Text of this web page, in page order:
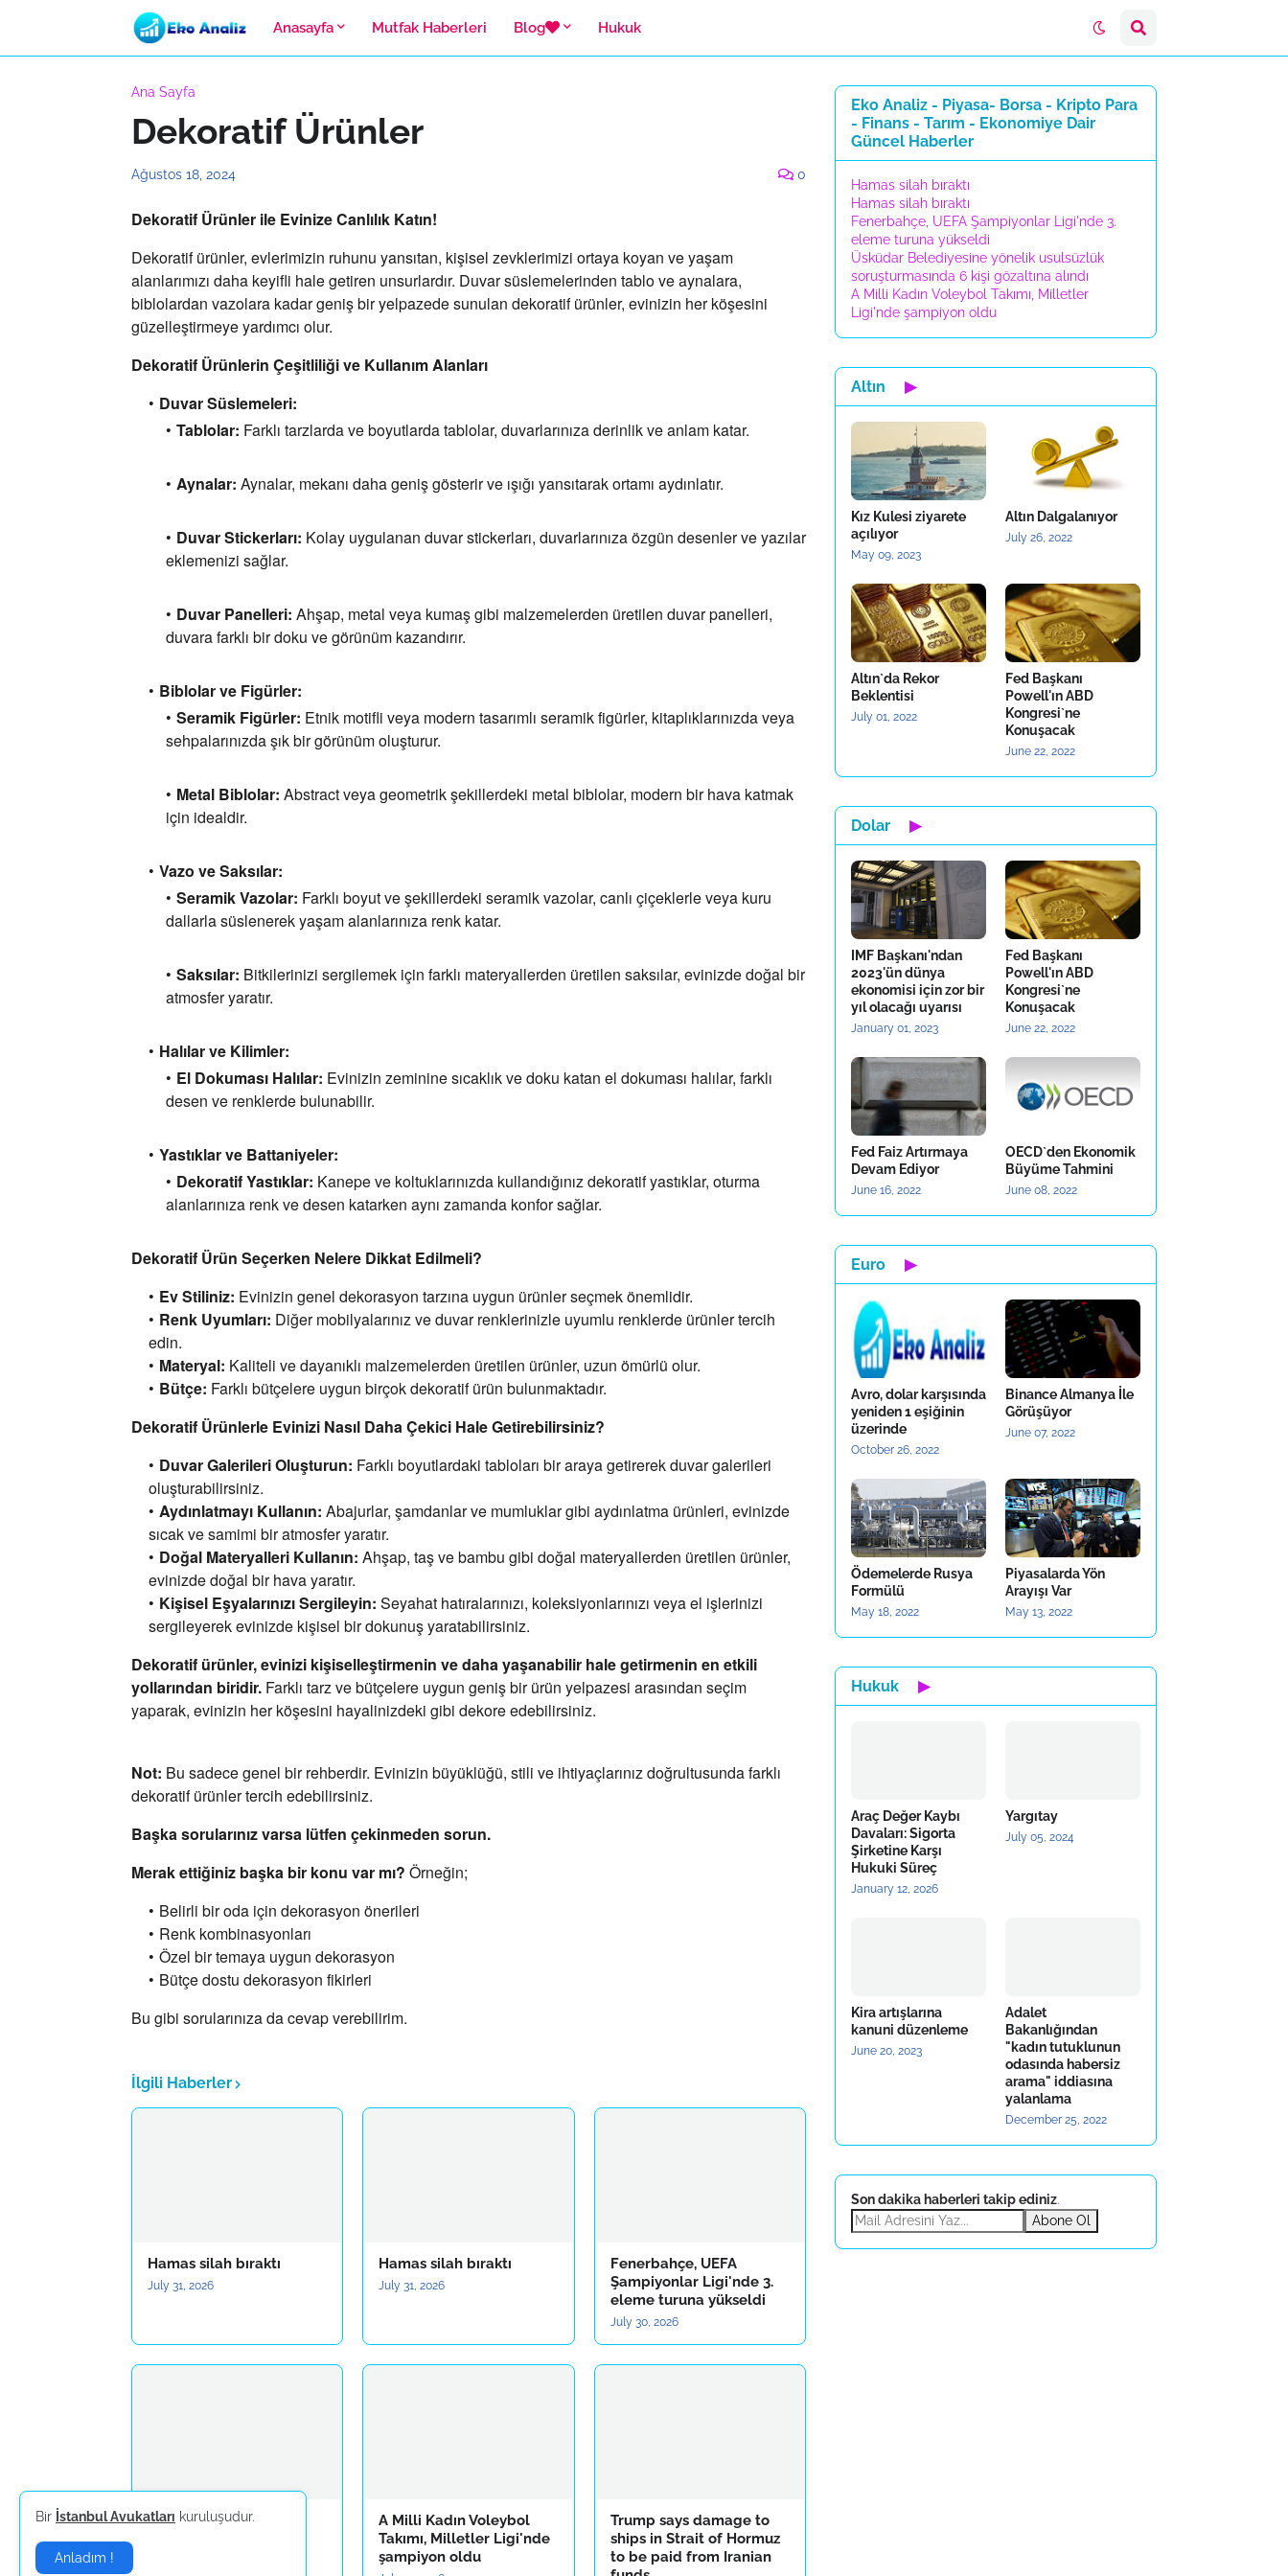
Anasayfa Mutfak Haberleri Blog Hukuk
Ana Sayfa
Dekoratif Ürünler
Ağustos 18, 2024 0
Dekoratif Ürünler ile Evinize Canlılık Katın!
Dekoratif ürünler, evlerimizin ruhunu yansıtan, kişisel zevklerimizi ortaya koyan ve yaşam
alanlarımızı daha keyifli hale getiren unsurlardır. Duvar süslemelerinden tablo ve aynalara,
biblolardan vazolara kadar geniş bir yelpazede sunulan dekoratif ürünler, evinizin her köşesini
güzelleştirmeye yardımcı olur.
Dekoratif Ürünlerin Çeşitliliği ve Kullanım Alanları
Duvar Süslemeleri:
Tablolar: Farklı tarzlarda ve boyutlarda tablolar, duvarlarınıza derinlik ve anlam katar.
Aynalar: Aynalar, mekanı daha geniş gösterir ve ışığı yansıtarak ortamı aydınlatır.
Duvar Stickerları: Kolay uygulanan duvar stickerları, duvarlarınıza özgün desenler ve yazılar
eklemenizi sağlar.
Duvar Panelleri: Ahşap, metal veya kumaş gibi malzemelerden üretilen duvar panelleri,
duvara farklı bir doku ve görünüm kazandırır.
Biblolar ve Figürler:
Seramik Figürler: Etnik motifli veya modern tasarımlı seramik figürler, kitaplıklarınızda veya
sehpalarınızda şık bir görünüm oluşturur.
Metal Biblolar: Abstract veya geometrik şekillerdeki metal biblolar, modern bir hava katmak
için idealdir.
Vazo ve Saksılar:
Seramik Vazolar: Farklı boyut ve şekillerdeki seramik vazolar, canlı çiçeklerle veya kuru
dallarla süslenerek yaşam alanlarınıza renk katar.
Saksılar: Bitkilerinizi sergilemek için farklı materyallerden üretilen saksılar, evinizde doğal bir
atmosfer yaratır.
Halılar ve Kilimler:
El Dokuması Halılar: Evinizin zeminine sıcaklık ve doku katan el dokuması halılar, farklı
desen ve renklerde bulunabilir.
Yastıklar ve Battaniyeler:
Dekoratif Yastıklar: Kanepe ve koltuklarınızda kullandığınız dekoratif yastıklar, oturma
alanlarınıza renk ve desen katarken aynı zamanda konfor sağlar.
Dekoratif Ürün Seçerken Nelere Dikkat Edilmeli?
Ev Stiliniz: Evinizin genel dekorasyon tarzına uygun ürünler seçmek önemlidir.
Renk Uyumları: Diğer mobilyalarınız ve duvar renklerinizle uyumlu renklerde ürünler tercih
edin.
Materyal: Kaliteli ve dayanıklı malzemelerden üretilen ürünler, uzun ömürlü olur.
Bütçe: Farklı bütçelere uygun birçok dekoratif ürün bulunmaktadır.
Dekoratif Ürünlerle Evinizi Nasıl Daha Çekici Hale Getirebilirsiniz?
Duvar Galerileri Oluşturun: Farklı boyutlardaki tabloları bir araya getirerek duvar galerileri
oluşturabilirsiniz.
Aydınlatmayı Kullanın: Abajurlar, şamdanlar ve mumluklar gibi aydınlatma ürünleri, evinizde
sıcak ve samimi bir atmosfer yaratır.
Doğal Materyalleri Kullanın: Ahşap, taş ve bambu gibi doğal materyallerden üretilen ürünler,
evinizde doğal bir hava yaratır.
Kişisel Eşyalarınızı Sergileyin: Seyahat hatıralarınızı, koleksiyonlarınızı veya el işlerinizi
sergileyerek evinizde kişisel bir dokunuş yaratabilirsiniz.
Dekoratif ürünler, evinizi kişiselleştirmenin ve daha yaşanabilir hale getirmenin en etkili
yollarından biridir. Farklı tarz ve bütçelere uygun geniş bir ürün yelpazesi arasından seçim
yaparak, evinizin her köşesini hayalinizdeki gibi dekore edebilirsiniz.
Not: Bu sadece genel bir rehberdir. Evinizin büyüklüğü, stili ve ihtiyaçlarınız doğrultusunda farklı
dekoratif ürünler tercih edebilirsiniz.
Başka sorularınız varsa lütfen çekinmeden sorun.
Merak ettiğiniz başka bir konu var mı? Örneğin;
Belirli bir oda için dekorasyon önerileri
Renk kombinasyonları
Özel bir temaya uygun dekorasyon
Bütçe dostu dekorasyon fikirleri
Bu gibi sorularınıza da cevap verebilirim.
İlgili Haberler
Hamas silah bıraktı
July 31, 2026
Hamas silah bıraktı
July 31, 2026
Fenerbahçe, UEFA
Şampiyonlar Ligi'nde 3.
eleme turuna yükseldi
July 30, 2026
Üsküdar Belediyesine
A Milli Kadın Voleybol
Takımı, Milletler Ligi'nde
şampiyon oldu
Trump says damage to
ships in Strait of Hormuz
to be paid from Iranian
Eko Analiz - Piyasa- Borsa - Kripto Para
- Finans - Tarım - Ekonomiye Dair
Güncel Haberler
Hamas silah bıraktı
Hamas silah bıraktı
Fenerbahçe, UEFA Şampiyonlar Ligi'nde 3.
eleme turuna yükseldi
Üsküdar Belediyesine yönelik usulsüzlük
soruşturmasında 6 kişi gözaltına alındı
A Milli Kadın Voleybol Takımı, Milletler
Ligi'nde şampiyon oldu
Altın ▶
Kız Kulesi ziyarete
açılıyor
May 09, 2023
Altın Dalgalanıyor
July 26, 2022
Altın`da Rekor
Beklentisi
July 01, 2022
Fed Başkanı
Powell'ın ABD
Kongresi`ne
Konuşacak
June 22, 2022
Dolar ▶
IMF Başkanı'ndan
2023'ün dünya
ekonomisi için zor bir
yıl olacağı uyarısı
January 01, 2023
Fed Başkanı
Powell'ın ABD
Kongresi`ne
Konuşacak
June 22, 2022
Fed Faiz Artırmaya
Devam Ediyor
June 16, 2022
OECD`den Ekonomik
Büyüme Tahmini
June 08, 2022
Euro ▶
Avro, dolar karşısında
yeniden 1 eşiğinin
üzerinde
October 26, 2022
Binance Almanya İle
Görüşüyor
June 07, 2022
Ödemelerde Rusya
Formülü
May 18, 2022
Piyasalarda Yön
Arayışı Var
May 13, 2022
Hukuk ▶
Araç Değer Kaybı
Davaları: Sigorta
Şirketine Karşı
Hukuki Süreç
January 12, 2026
Yargıtay
July 05, 2024
Kira artışlarına
kanuni düzenleme
June 20, 2023
Adalet
Bakanlığından
"kadın tutuklunun
odasında habersiz
arama" iddiasına
yalanlama
December 25, 2022
Son dakika haberleri takip ediniz.
Abone Ol
Bir İstanbul Avukatları kuruluşudur.
Anladım !